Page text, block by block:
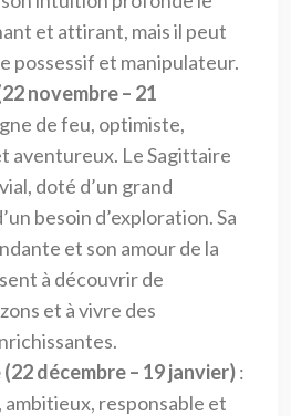
et attirant, mais il peut
possessif et manipulateur.
novembre – 21
de feu, optimiste,
aventureux. Le Sagittaire
doté d’un grand
besoin d’exploration. Sa
et son amour de la
à découvrir de
et à vivre des
décembre – 19 janvier):
responsable et